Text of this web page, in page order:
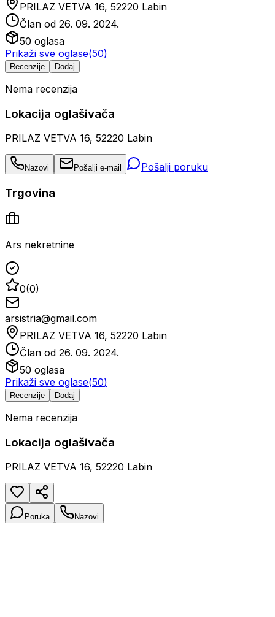
PRILAZ VETVA 16, 52220 Labin
Član od 26. 09. 2024.
50 oglasa
Prikaži sve oglase(50)
Recenzije Dodaj
Nema recenzija
Lokacija oglašivača
PRILAZ VETVA 16, 52220 Labin
Nazovi Pošalji e-mail Pošalji poruku
Trgovina
Ars nekretnine
0(0)
arsistria@gmail.com
PRILAZ VETVA 16, 52220 Labin
Član od 26. 09. 2024.
50 oglasa
Prikaži sve oglase(50)
Recenzije Dodaj
Nema recenzija
Lokacija oglašivača
PRILAZ VETVA 16, 52220 Labin
Poruka Nazovi